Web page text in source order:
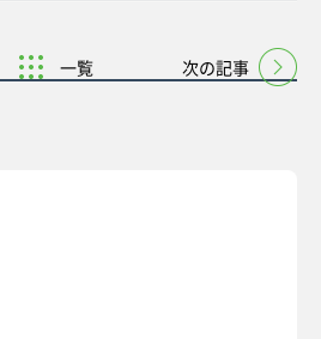
一覧 次の記事